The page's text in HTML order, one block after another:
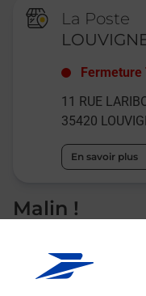
La Poste
11 RUE
35420
En savoir plus
Malin !
La Poste
en ligne